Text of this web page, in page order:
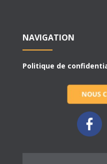
NAVIGATION
Politique de